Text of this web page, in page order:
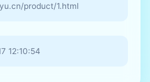
product/1.html
12:10:54